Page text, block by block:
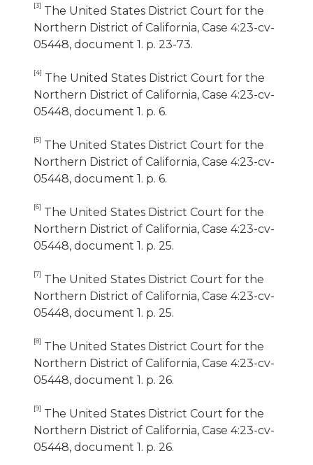
[3] The United States District Court for the
Northern District of California, Case 4:23-cv-
05448, document 1. p. 23-73.
[4] The United States District Court for the
Northern District of California, Case 4:23-cv-
05448, document 1. p. 6.
[5] The United States District Court for the
Northern District of California, Case 4:23-cv-
05448, document 1. p. 6.
[6] The United States District Court for the
Northern District of California, Case 4:23-cv-
05448, document 1. p. 25.
[7] The United States District Court for the
Northern District of California, Case 4:23-cv-
05448, document 1. p. 25.
[8] The United States District Court for the
Northern District of California, Case 4:23-cv-
05448, document 1. p. 26.
[9] The United States District Court for the
Northern District of California, Case 4:23-cv-
05448, document 1. p. 26.